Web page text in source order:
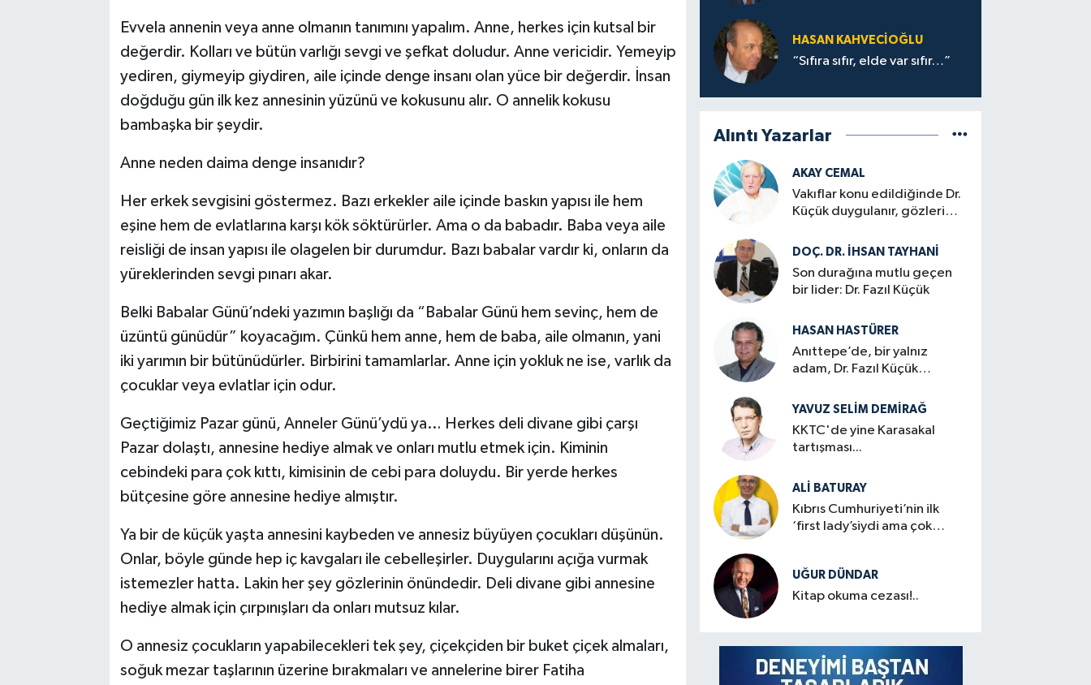
Evvela annenin veya anne olmanın tanımını yapalım. Anne, herkes için kutsal bir
değerdir. Kolları ve bütün varlığı sevgi ve şefkat doludur. Anne vericidir. Yemeyip
yediren, giymeyip giydiren, aile içinde denge insanı olan yüce bir değerdir. İnsan
doğduğu gün ilk kez annesinin yüzünü ve kokusunu alır. O annelik kokusu
bambaşka bir şeydir.
Anne neden daima denge insanıdır?
Her erkek sevgisini göstermez. Bazı erkekler aile içinde baskın yapısı ile hem
eşine hem de evlatlarına karşı kök söktürürler. Ama o da babadır. Baba veya aile
reisliği de insan yapısı ile olagelen bir durumdur. Bazı babalar vardır ki, onların da
yüreklerinden sevgi pınarı akar.
Belki Babalar Günü’ndeki yazımın başlığı da “Babalar Günü hem sevinç, hem de
üzüntü günüdür” koyacağım. Çünkü hem anne, hem de baba, aile olmanın, yani
iki yarımın bir bütünüdürler. Birbirini tamamlarlar. Anne için yokluk ne ise, varlık da
çocuklar veya evlatlar için odur.
Geçtiğimiz Pazar günü, Anneler Günü’ydü ya… Herkes deli divane gibi çarşı
Pazar dolaştı, annesine hediye almak ve onları mutlu etmek için. Kiminin
cebindeki para çok kıttı, kimisinin de cebi para doluydu. Bir yerde herkes
bütçesine göre annesine hediye almıştır.
Ya bir de küçük yaşta annesini kaybeden ve annesiz büyüyen çocukları düşünün.
Onlar, böyle günde hep iç kavgaları ile cebelleşirler. Duygularını açığa vurmak
istemezler hatta. Lakin her şey gözlerinin önündedir. Deli divane gibi annesine
hediye almak için çırpınışları da onları mutsuz kılar.
O annesiz çocukların yapabilecekleri tek şey, çiçekçiden bir buket çiçek almaları,
soğuk mezar taşlarının üzerine bırakmaları ve annelerine birer Fatiha
HASAN KAHVECİOĞLU
“Sıfıra sıfır, elde var sıfır…”
Alıntı Yazarlar
AKAY CEMAL
Vakıflar konu edildiğinde Dr.
Küçük duygulanır, gözleri
DOÇ. DR. İHSAN TAYHANI
Son durağına mutlu geçen
bir lider: Dr. Fazıl Küçük
HASAN HASTÜRER
Anıttepe’de, bir yalnız
adam, Dr. Fazıl Küçük…
YAVUZ SELIM DEMIRAĞ
KKTC'de yine Karasakal
tartışması...
ALI BATURAY
Kıbrıs Cumhuriyeti’nin ilk
‘first lady’siydi ama çok
UĞUR DÜNDAR
Kitap okuma cezası!..